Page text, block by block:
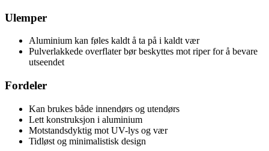
Ulemper
Aluminium kan føles kaldt å ta på i kaldt vær
Pulverlakkede overflater bør beskyttes mot riper for å bevare
utseendet
Fordeler
Kan brukes både innendørs og utendørs
Lett konstruksjon i aluminium
Motstandsdyktig mot UV-lys og vær
Tidløst og minimalistisk design